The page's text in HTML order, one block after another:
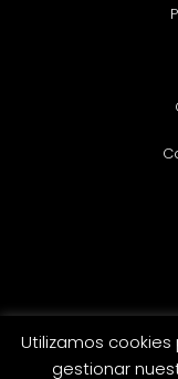
Utilizamos
gestionar